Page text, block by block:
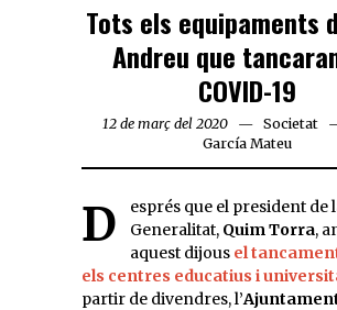
Tots els equipaments
Andreu que
COVID-19
12 de març del 2020 Societat
García Mateu
Després que el president de la Generalitat, Quim Torra,
aquest dijous el
els centres educatius i
partir de divendres, l’